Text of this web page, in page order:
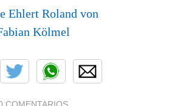
Ehlert Roland von
Kölmel